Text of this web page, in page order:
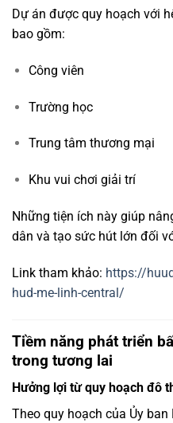
Dự án được quy hoạch với
bao gồm:
Công viên
Trường học
Trung tâm thương mại
Khu vui chơi giải trí
Những tiện ích này giúp
dân và tạo sức hút lớn đối
Link tham khảo: https://
hud-me-linh-central/
Tiềm năng phát triển
trong tương lai
Hưởng lợi từquy hoạch đô
Theo quy hoạch của Ủy ban